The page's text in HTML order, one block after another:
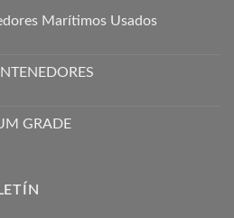
Marítimos Usados
GRADE